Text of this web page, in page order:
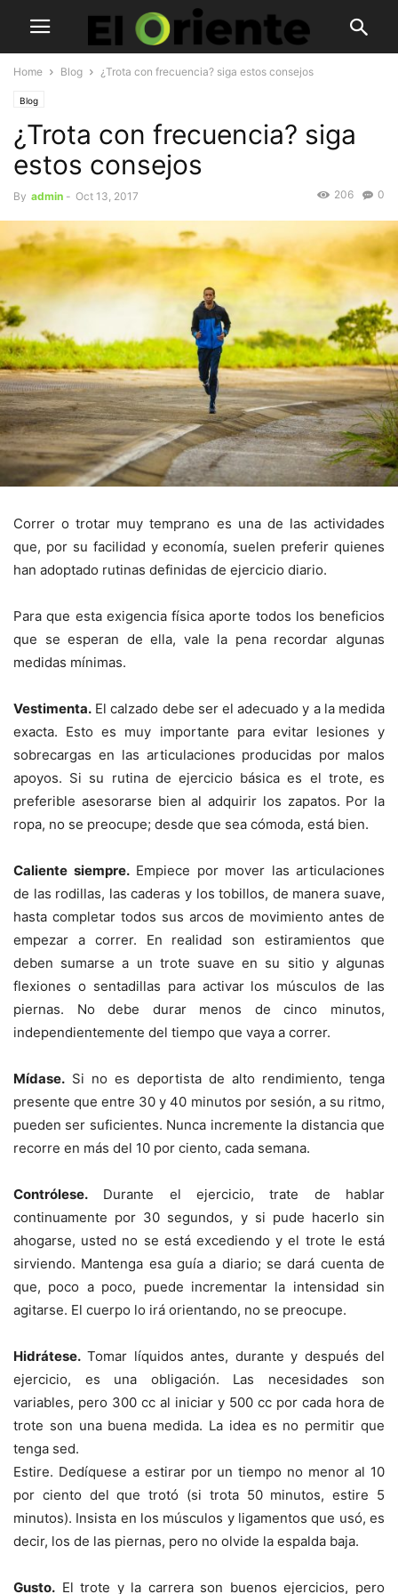
Home Blog ¿Trota con frecuencia? siga estos consejos
Blog
¿Trota con frecuencia? siga
estos consejos
By admin - Oct 13, 2017 0
206
Correr o trotar muy temprano es una de las actividades
que, por su facilidad y economía, suelen preferir quienes
han adoptado rutinas definidas de ejercicio diario.
Para que esta exigencia física aporte todos los beneficios
que se esperan de ella, vale la pena recordar algunas
medidas mínimas.
Vestimenta. El calzado debe ser el adecuado y a la medida
exacta. Esto es muy importante para evitar lesiones y
sobrecargas en las articulaciones producidas por malos
apoyos. Si su rutina de ejercicio básica es el trote, es
preferible asesorarse bien al adquirir los zapatos. Por la
ropa, no se preocupe; desde que sea cómoda, está bien.
Caliente siempre.Empiece por mover las articulaciones
de las rodillas, las caderas y los tobillos, de manera suave,
hasta completar todos sus arcos de movimiento antes de
empezar a correr. En realidad son estiramientos que
deben sumarse a un trote suave en su sitio y algunas
flexiones o sentadillas para activar los músculos de las
piernas. No debe durar menos de cinco minutos,
independientemente del tiempo que vaya a correr.
Mídase. Si no es deportista de alto rendimiento, tenga
presente que entre 30 y 40 minutos por sesión, a su ritmo,
pueden ser suficientes. Nunca incremente la distancia que
recorre en más del 10 por ciento, cada semana.
Contrólese. Durante el ejercicio, trate de hablar
continuamente por 30 segundos, y si pude hacerlo sin
ahogarse, usted no se está excediendo y el trote le está
sirviendo. Mantenga esa guía a diario; se dará cuenta de
que, poco a poco, puede incrementar la intensidad sin
agitarse. El cuerpo lo irá orientando, no se preocupe.
Hidrátese. Tomar líquidos antes, durante y después del
ejercicio, es una obligación. Las necesidades son
variables, pero 300 cc al iniciar y 500 cc por cada hora de
trote son una buena medida. La idea es no permitir que
tenga sed.
Estire. Dedíquese a estirar por un tiempo no menor al 10
por ciento del que trotó (si trota 50 minutos, estire 5
minutos). Insista en los músculos y ligamentos que usó, es
decir, los de las piernas, pero no olvide la espalda baja.
Gusto. El trote y la carrera son buenos ejercicios, pero